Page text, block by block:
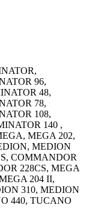
96,
48,
78,
108,
140 ,
MEGA 202,
MEDION
COMMANDOR
228CS, MEGA
204 II,
310, MEDION
440, TUCANO